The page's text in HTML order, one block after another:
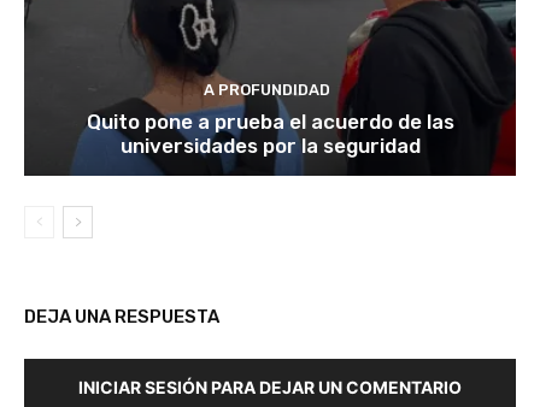
A PROFUNDIDAD
Quito pone a prueba el acuerdo de las
universidades por la seguridad
DEJA UNA RESPUESTA
INICIAR SESIÓN PARA DEJAR UN COMENTARIO